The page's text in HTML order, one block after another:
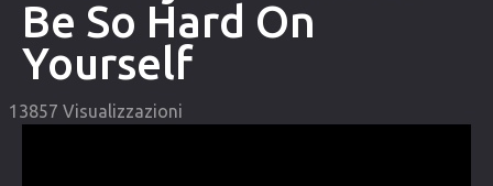
PROGRAMMI
COMMUNITY
Lista degli utenti
Be So Hard On
Yourself
13857 Visualizzazioni